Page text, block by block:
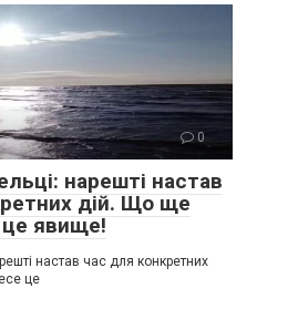
0
нарешті настав
дій. Що ще
явище!
настав час для конкретних
це